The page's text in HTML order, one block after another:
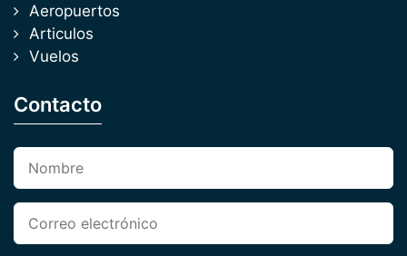
Aeropuertos
Articulos
Vuelos
Contacto